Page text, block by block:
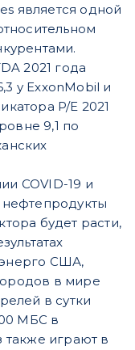
является одной
2021 года
у ExxonMobil и
P/E 2021
9,1 по
COVID-19 и
будет расти,
США,
в мире
в сутки
МБС в
также играют в